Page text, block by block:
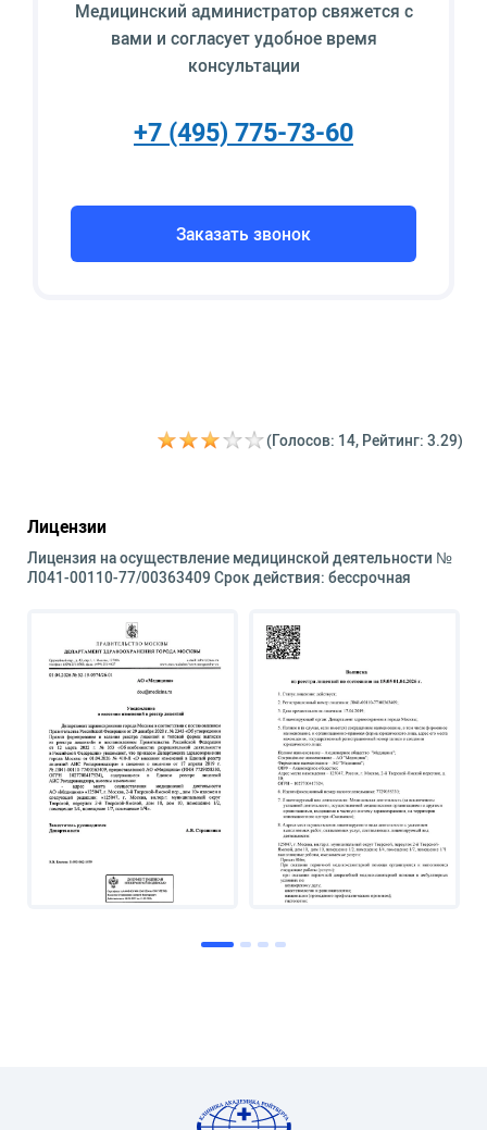
Медицинский администратор свяжется с
вами и согласует удобное время
консультации
+7 (495) 775-73-60
Заказать звонок
(Голосов: 14, Рейтинг: 3.29)
Лицензии
Лицензия на осуществление медицинской деятельности №
Л041-00110-77/00363409 Срок действия: бессрочная